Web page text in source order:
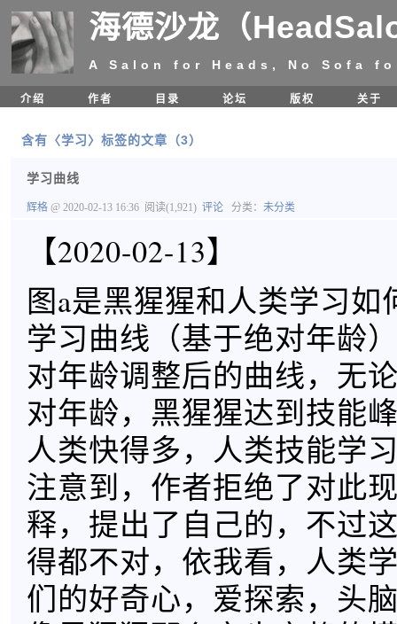
海德沙龙（
A Salon for Heads, No Sofa
介绍 作者 目录 论坛 版权 关于
含有〈学习〉标签的文章（3）
学习曲线
辉格 @ 2020-02-13 16:36 阅读(1,921) 评论 分类： 未分类
【2020-02-13】
图a是黑猩猩和人类学习如
学习曲线（基于绝对年龄
对年龄调整后的曲线，无
对年龄，黑猩猩达到技能
人类快得多，人类技能学
注意到，作者拒绝了对此
释，提出了自己的，不过
得都不对，依我看，人类
们的好奇心，爱探索，头